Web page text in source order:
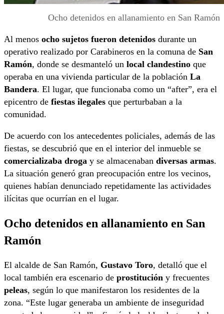
Ocho detenidos en allanamiento en San Ramón
Al menos ocho sujetos fueron detenidos durante un
operativo realizado por Carabineros en la comuna de San
Ramón, donde se desmanteló un local clandestino que
operaba en una vivienda particular de la población La
Bandera. El lugar, que funcionaba como un “after”, era el
epicentro de fiestas ilegales que perturbaban a la
comunidad.
De acuerdo con los antecedentes policiales, además de las
fiestas, se descubrió que en el interior del inmueble se
comercializaba droga y se almacenaban diversas armas.
La situación generó gran preocupación entre los vecinos,
quienes habían denunciado repetidamente las actividades
ilícitas que ocurrían en el lugar.
Ocho detenidos en allanamiento en San
Ramón
El alcalde de San Ramón, Gustavo Toro, detalló que el
local también era escenario de prostitución y frecuentes
peleas, según lo que manifestaron los residentes de la
zona. “Este lugar generaba un ambiente de inseguridad